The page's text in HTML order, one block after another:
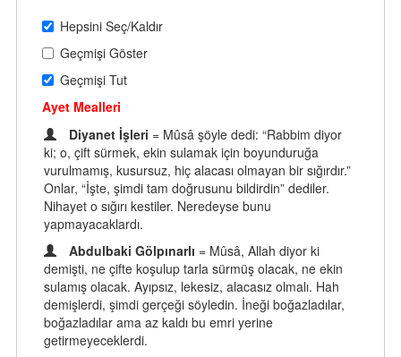
Hepsini Seç/Kaldır
Geçmişi Göster
Geçmişi Tut
Ayet Mealleri
Diyanet İşleri = Mûsâ şöyle dedi: “Rabbim diyor
ki; o, çift sürmek, ekin sulamak için boyunduruğa
vurulmamış, kusursuz, hiç alacası olmayan bir sığırdır.”
Onlar, “İşte, şimdi tam doğrusunu bildirdin” dediler.
Nihayet o sığırı kestiler. Neredeyse bunu
yapmayacaklardı.
Abdulbaki Gölpınarlı = Mûsâ, Allah diyor ki
demişti, ne çifte koşulup tarla sürmüş olacak, ne ekin
sulamış olacak. Ayıpsız, lekesiz, alacasız olmalı. Hah
demişlerdi, şimdi gerçeği söyledin. İneği boğazladılar,
boğazladılar ama az kaldı bu emri yerine
getirmeyeceklerdi.